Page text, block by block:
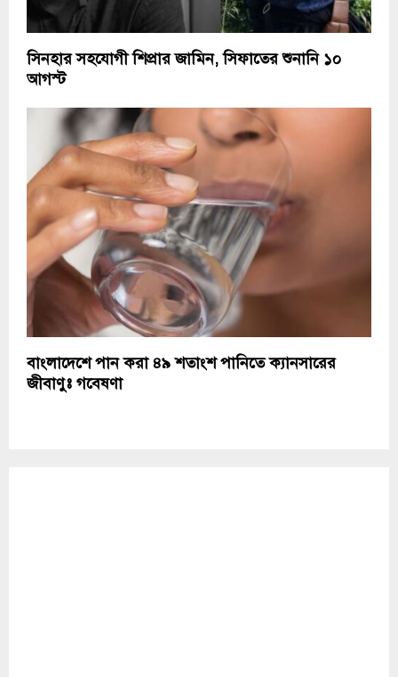
সিনহার সহযোগী শিপ্রার জামিন, সিফাতের শুনানি ১০
আগস্ট
বাংলাদেশে পান করা ৪৯ শতাংশ পানিতে ক্যানসারের
জীবাণুঃ গবেষণা